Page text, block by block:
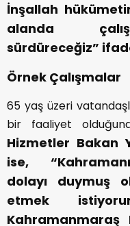
İnşallah
alanda
sürdüreceğiz”
Örnek Çalışmalar
65 yaş üzeri
bir faaliyet
Hizmetler Bakan
ise,
dolayı duymuş
etmek
Kahramanmaraş